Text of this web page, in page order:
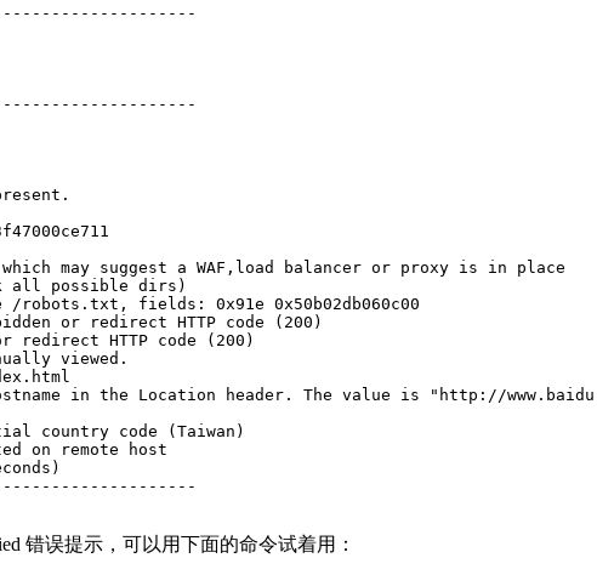
present.
1
which may suggest a WAF,load balancer or proxy is in place
all possible dirs)
/robots.txt, fields: 0x91e 0x50b02db060c00
or redirect HTTP code (200)
redirect HTTP code (200)
viewed.
in the Location header. The value is "http://
country code (Taiwan)
on remote host
错误提示，可以用下面的命令试着用：